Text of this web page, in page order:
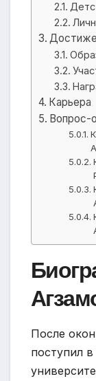
Карьера
Вопрос-
После
поступил